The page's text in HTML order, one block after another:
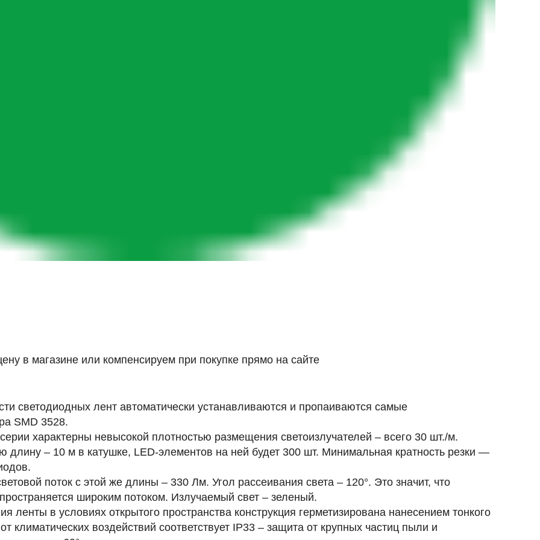
в магазине или компенсируем при покупке прямо на сайте
светодиодных лент автоматически устанавливаются и пропаиваются самые
SMD 3528.
характерны невысокой плотностью размещения светоизлучателей – всего 30 шт./м.
длину – 10 м в катушке, LED-элементов на ней будет 300 шт. Минимальная кратность резки —
поток с этой же длины – 330 Лм. Угол рассеивания света – 120°. Это значит, что
широким потоком. Излучаемый свет – зеленый.
ленты в условиях открытого пространства конструкция герметизирована нанесением тонкого
климатических воздействий соответствует IP33 – защита от крупных частиц пыли и